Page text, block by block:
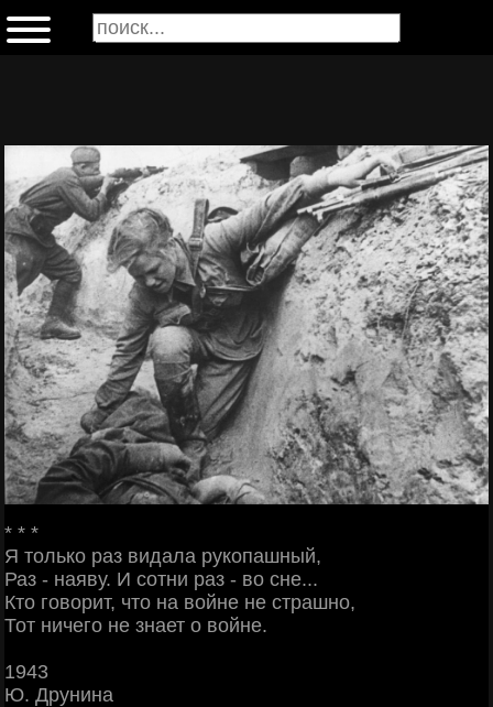
* * *
Я только раз видала рукопашный,
Раз - наяву. И сотни раз - во сне...
Кто говорит, что на войне не страшно,
Тот ничего не знает о войне.
1943
Ю. Друнина